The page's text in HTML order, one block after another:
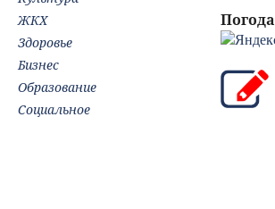
ЖКХ
Здоровье
Бизнес
Образование
Социальное
Погода